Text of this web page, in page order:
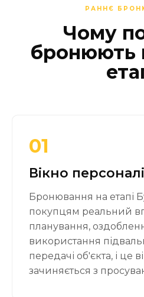
РАННЄ
Чому
бронюють
01
Вікно
Бронювання на етапі
покупцям реальний
планування,
використання
передачі об'єкта, і це
зачиняється з